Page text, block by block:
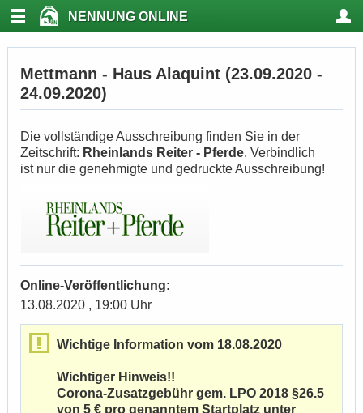
NENNUNG ONLINE
Mettmann - Haus Alaquint (23.09.2020 -
24.09.2020)
Die vollständige Ausschreibung finden Sie in der
Zeitschrift: Rheinlands Reiter - Pferde. Verbindlich
ist nur die genehmigte und gedruckte Ausschreibung!
Online-Veröffentlichung:
13.08.2020 , 19:00 Uhr
Wichtige Information vom 18.08.2020
Wichtiger Hinweis!!
Corona-Zusatzgebühr gem. LPO 2018 §26.5
von 5 € pro genanntem Startplatz unter